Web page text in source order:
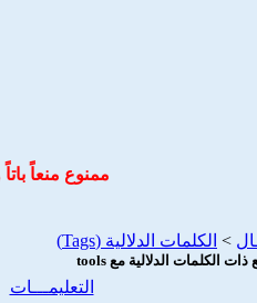
ممنوع منعاً
> الكلمات الدلالية (Tags)
ذات الكلمات الدلالية مع tools
التعليمـــات